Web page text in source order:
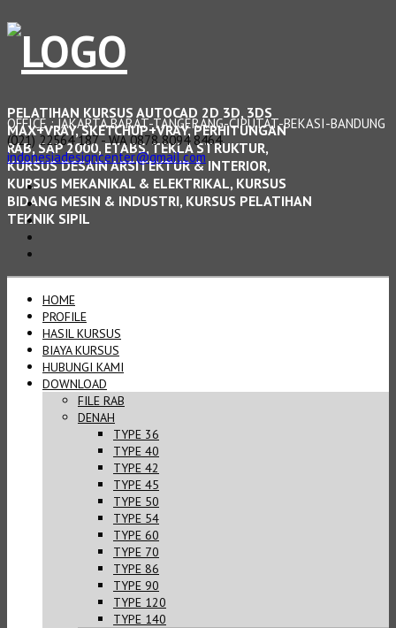
PELATIHAN KURSUS AUTOCAD 2D 3D, 3DS
MAX+VRAY, SKETCHUP+VRAY, PERHITUNGAN
RAB, SAP 2000, ETABS, TEKLA STRUKTUR,
KURSUS DESAIN ARSITEKTUR & INTERIOR,
KURSUS MEKANIKAL & ELEKTRIKAL, KURSUS
BIDANG MESIN & INDUSTRI, KURSUS PELATIHAN
TEKNIK SIPIL
OFFICE : JAKARTA BARAT-TANGERANG-CIPUTAT-BEKASI-BANDUNG
(021) 22564 187 - WA 0878 8094 8464
indonesiadesigncenter@gmail.com
HOME
PROFILE
HASIL KURSUS
BIAYA KURSUS
HUBUNGI KAMI
DOWNLOAD
FILE RAB
DENAH
TYPE 36
TYPE 40
TYPE 42
TYPE 45
TYPE 50
TYPE 54
TYPE 60
TYPE 70
TYPE 86
TYPE 90
TYPE 120
TYPE 140